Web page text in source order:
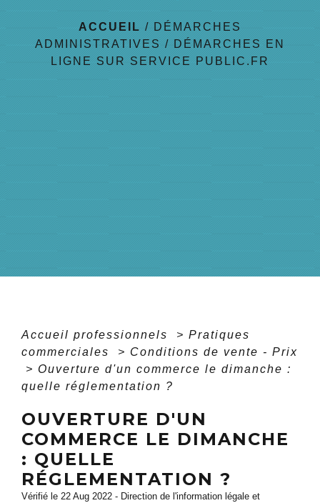
ACCUEIL / DÉMARCHES
ADMINISTRATIVES / DÉMARCHES EN
LIGNE SUR SERVICE PUBLIC.FR
Accueil professionnels > Pratiques
commerciales
> Conditions de vente - Prix
> Ouverture d'un commerce le dimanche :
quelle réglementation ?
OUVERTURE D'UN
COMMERCE LE DIMANCHE
: QUELLE
RÉGLEMENTATION ?
Vérifié le 22 Aug 2022 - Direction de l'information légale et